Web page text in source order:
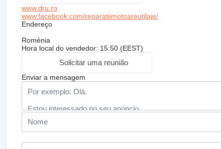
www.dru.ro
www.facebook.com/reparatiimotoareutilaje/
Endereço
Roménia
Hora local do vendedor: 15:50 (EEST)
Solicitar uma reunião
Enviar a mensagem